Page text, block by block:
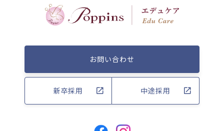
お問い合わせ
新卒採用 中途採用